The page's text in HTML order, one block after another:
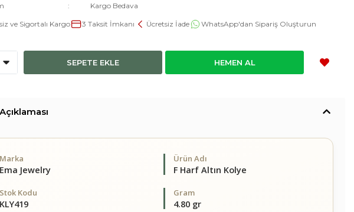
Kargo Bedava
ve Sigortalı Kargo 3 Taksit İmkanı Ücretsiz İade WhatsApp'dan Sipariş Oluşturun
SEPETE EKLE HEMEN AL
Marka
Ema Jewelry
Ürün Adı
F Harf Altın Kolye
Stok Kodu
KLY419
Gram
4.80 gr